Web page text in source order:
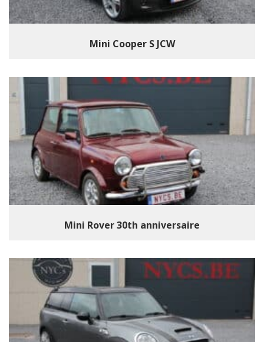
Mini Cooper S JCW
Mini Rover 30th anniversaire